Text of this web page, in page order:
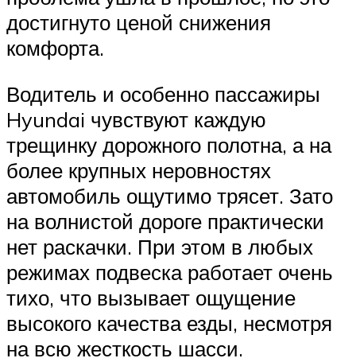
достигнуто ценой снижения
комфорта.
Водитель и особенно пассажиры
Hyundai чувствуют каждую
трещинку дорожного полотна, а на
более крупных неровностях
автомобиль ощутимо трясет. Зато
на волнистой дороге практически
нет раскачки. При этом в любых
режимах подвеска работает очень
тихо, что вызывает ощущение
высокого качества езды, несмотря
на всю жесткость шасси.